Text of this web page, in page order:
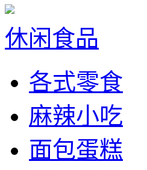
休闲食品
各式零食
麻辣小吃
面包蛋糕